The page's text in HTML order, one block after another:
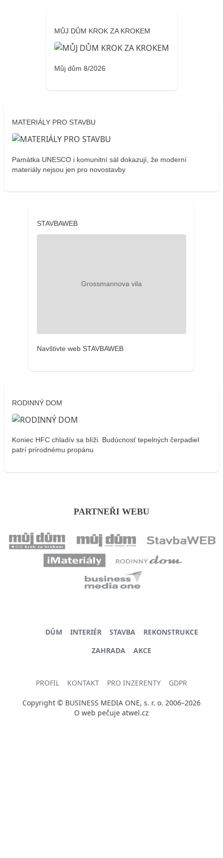
MŮJ DŮM KROK ZA KROKEM
Můj dům 8/2026
MATERIÁLY PRO STAVBU
Památka UNESCO i komunitní sál dokazují, že moderní
materiály nejsou jen pro novostavby
STAVBAWEB
Navštivte web STAVBAWEB
RODINNÝ DOM
Koniec HFC chladív sa blíži. Budúcnosť tepelných čerpadiel
patrí prírodnému propánu
PARTNEŘI WEBU
DŮM INTERIÉR STAVBA
REKONSTRUKCE
ZAHRADA
AKCE
PROFIL KONTAKT PRO INZERENTY GDPR
Copyright © BUSINESS MEDIA ONE, s. r. o. 2006–2026